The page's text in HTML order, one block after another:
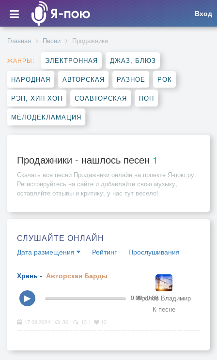
Вход
Главная Песни Продажники
ЖАНРЫ: ЭЛЕКТРОННАЯ ДЖАЗ, БЛЮЗ
НАРОДНАЯ АВТОРСКАЯ РАЗНОЕ РОК
РЭП, ХИП-ХОП СОАВТОРСКАЯ ПОП
МЕЛОДЕКЛАМАЦИЯ
Продажники - нашлось песен 1
Скачать все песни Продажники онлайн на проекте Я-пою.ру.
Регистрируйтесь на сайте и добавляйте свою музыку,
оставляйте отзывы и критику, у нас тут весело!
СЛУШАЙТЕ ОНЛАЙН
Дата размещения Рейтинг Прослушивания
Хрень - Авторская Барды
Фролов Владимир
К песне
▶ 0:00 / 0:00
17.08.2024 36 13 13